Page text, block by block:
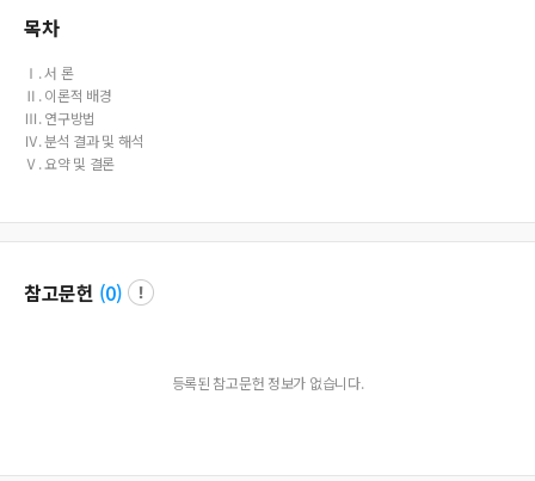
T, robots, IoT, voice recognition, GPS, and artificial intelligence technologies. Fi
as a basic data for Silvertown residents service choices, and secondly, it can be
used as educational data for Silvertown workers, and is expected to help stan
dardize research areas of various public service processes in the future.
목차
Ⅰ. 서 론
Ⅱ. 이론적 배경
Ⅲ. 연구방법
Ⅳ. 분석 결과 및 해석
Ⅴ. 요약 및 결론
참고문헌 (0)
등록된 참고문헌 정보가 없습니다.